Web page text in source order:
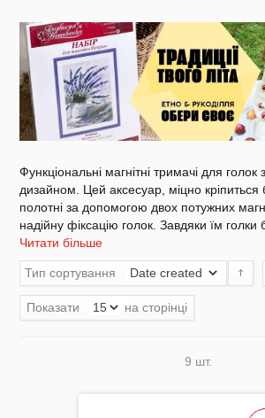
Акція
Заготовки для вишивки
Готовий одяг / Вишиванки
Набори для Вишивки
Функціональні магнітні тримачі для голок
дизайном. Цей аксесуар, міцно
полотні за допомогою двох потужних
надійну фіксацію голок. Завдяки їм голки
Читати більше
Тип сортування
Показати на сторінці
9 шт.